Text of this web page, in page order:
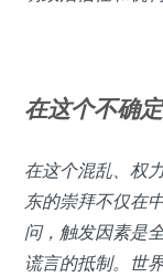
在这个不确
在这个混乱、权
东的崇拜不仅在
问，触发因素是
谎言的抵制。世